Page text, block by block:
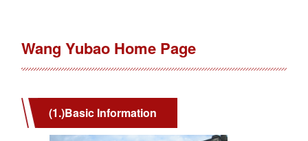
Wang Yubao Home Page
(1.)Basic Information